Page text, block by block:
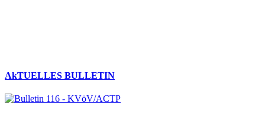
AkTUELLES BULLETIN